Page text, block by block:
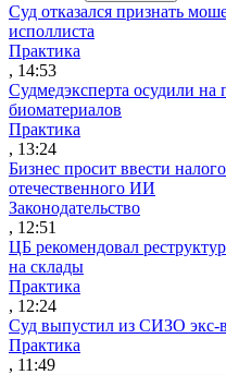
Суд отказался признать
исполлиста
Практика
, 14:53
Судмедэксперта осудили на
биоматериалов
Практика
, 13:24
Бизнес просит ввести
отечественного ИИ
Законодательство
, 12:51
ЦБ рекомендовал
на склады
Практика
, 12:24
Суд выпустил из СИЗО экс-
Практика
, 11:49